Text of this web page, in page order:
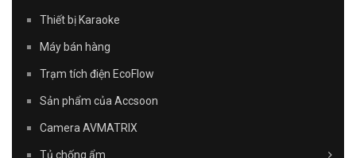
Thiết bị Karaoke
Máy bán hàng
Trạm tích điện EcoFlow
Sản phẩm của Accsoon
Camera AVMATRIX
Tủ chống ẩm